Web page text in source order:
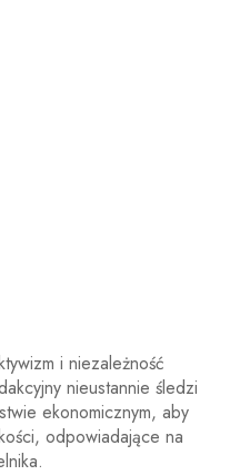
i niezależność
nieustannie śledzi
ekonomicznym, aby
odpowiadające na